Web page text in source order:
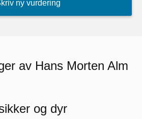
ny vurdering
av Hans Morten Alm
og dyr